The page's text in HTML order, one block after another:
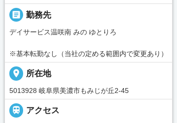
_pin
勤務先
デイサービス温咲南 みの ゆとりろ
※基本転勤なし（当社の定める範囲内で変更あり）
place 所在地
5013928 岐阜県美濃市もみじが丘2-45
 アクセス